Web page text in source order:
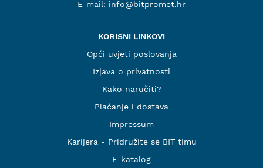
E-mail: info@bitpromet.hr
KORISNI LINKOVI
Opći uvjeti poslovanja
Izjava o privatnosti
Kako naručiti?
Plaćanje i dostava
Impressum
Karijera - Pridružite se BIT timu
E-katalog